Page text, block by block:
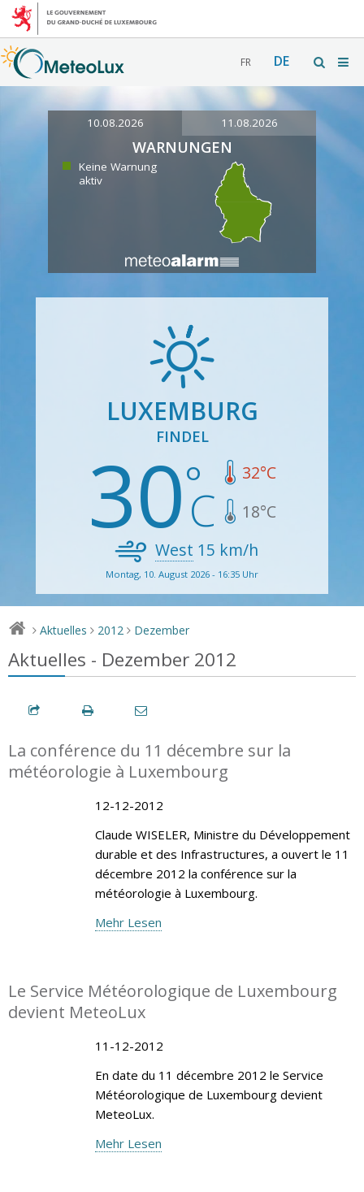
FR DE
10.08.2026 11.08.2026
WARNUNGEN
Keine Warnung
aktiv
LUXEMBURG
FINDEL
30 32°C
18°C
West 15 km/h
Montag, 10. August 2026 - 16:35 Uhr
> Aktuelles > 2012 > Dezember
Aktuelles - Dezember 2012
La conférence du 11 décembre sur la
météorologie à Luxembourg
12-12-2012
Claude WISELER, Ministre du Développement
durable et des Infrastructures, a ouvert le 11
décembre 2012 la conférence sur la
météorologie à Luxembourg.
Mehr Lesen
Le Service Météorologique de Luxembourg
devient MeteoLux
11-12-2012
En date du 11 décembre 2012 le Service
Météorologique de Luxembourg devient
MeteoLux.
Mehr Lesen